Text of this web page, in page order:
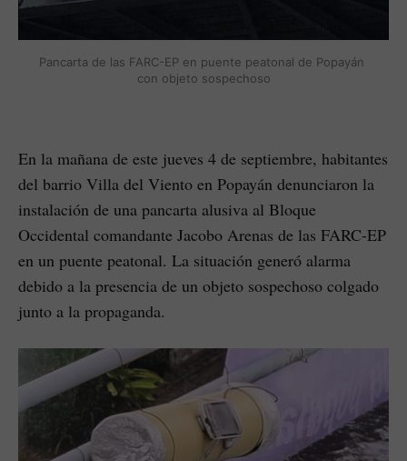
Pancarta de las FARC-EP en puente peatonal de Popayán
con objeto sospechoso
En la mañana de este jueves 4 de septiembre, habitantes
del barrio Villa del Viento en Popayán denunciaron la
instalación de una pancarta alusiva al Bloque
Occidental comandante Jacobo Arenas de las FARC-EP
en un puente peatonal. La situación generó alarma
debido a la presencia de un objeto sospechoso colgado
junto a la propaganda.